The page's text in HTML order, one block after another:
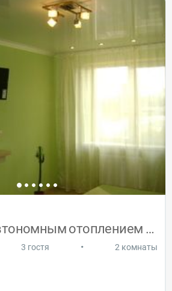
2-ка люкс с автономным отоплением посут
3 гостя • 2 комнаты